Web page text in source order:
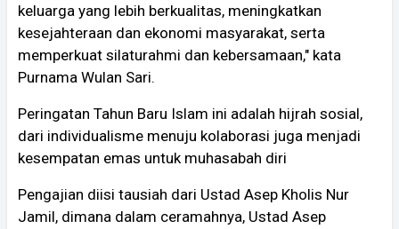
keluarga yang lebih berkualitas, meningkatkan
kesejahteraan dan ekonomi masyarakat, serta
memperkuat silaturahmi dan kebersamaan," kata
Purnama Wulan Sari.
Peringatan Tahun Baru Islam ini adalah hijrah sosial,
dari individualisme menuju kolaborasi juga menjadi
kesempatan emas untuk muhasabah diri
Pengajian diisi tausiah dari Ustad Asep Kholis Nur
Jamil, dimana dalam ceramahnya, Ustad Asep